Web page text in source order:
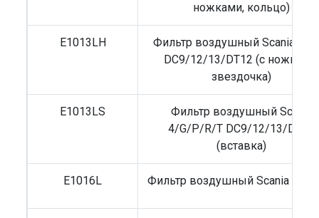
ножками, кольцо)
E1013LH
Фильтр воздушный Scania G/
DC9/12/13/DT12 (с ножками,
звездочка)
E1013LS
Фильтр воздушный Scania
4/G/P/R/T DC9/12/13/DT12
(вставка)
E1016L Фильтр воздушный Scania G/